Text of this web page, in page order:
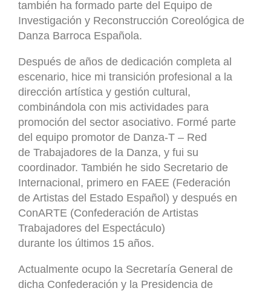
también ha formado parte del Equipo de
Investigación y Reconstrucción Coreológica de
Danza Barroca Española.
Después de años de dedicación completa al
escenario, hice mi transición profesional a la
dirección artística y gestión cultural,
combinándola con mis actividades para
promoción del sector asociativo. Formé parte
del equipo promotor de Danza-T – Red
de Trabajadores de la Danza, y fui su
coordinador. También he sido Secretario de
Internacional, primero en FAEE (Federación
de Artistas del Estado Español) y después en
ConARTE (Confederación de Artistas
Trabajadores del Espectáculo)
durante los últimos 15 años.
Actualmente ocupo la Secretaría General de
dicha Confederación y la Presidencia de